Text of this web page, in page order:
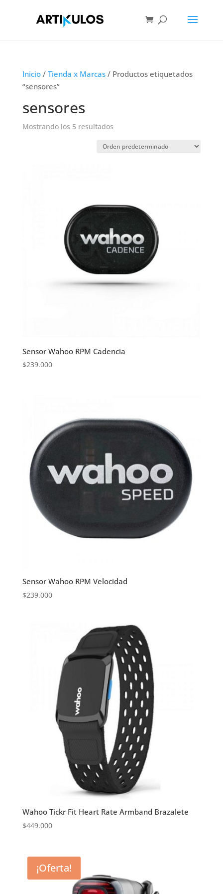
Inicio/ Tienda x Marcas/ Productos etiquetados
“sensores”
sensores
Mostrando los 5 resultados
Sensor Wahoo RPM Cadencia
$239.000
Sensor Wahoo RPM Velocidad
$239.000
Wahoo Tickr Fit Heart Rate Armband Brazalete
$449.000
¡Oferta!